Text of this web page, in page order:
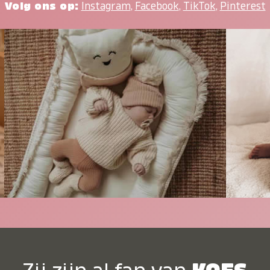
Volg ons op: Instagram, Facebook, TikTok, Pinterest